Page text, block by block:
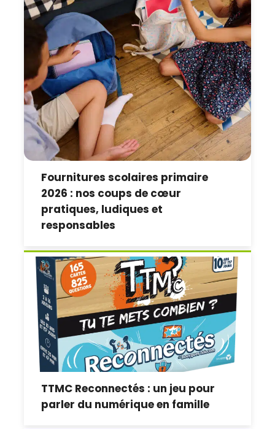
Fournitures scolaires primaire
2026 : nos coups de cœur
pratiques, ludiques et
responsables
TTMC Reconnectés : un jeu pour
parler du numérique en famille